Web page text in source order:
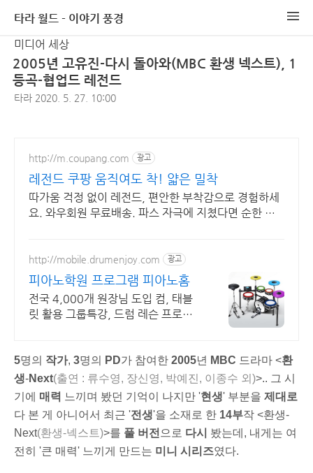
타라 월드 - 이야기 풍경
미디어 세상
2005년 고유진-다시 돌아와(MBC 환생 넥스트), 1
등곡-협업드 레전드
타라 2020. 5. 27. 10:00
http://m.coupang.com 광고
레전드 쿠팡 움직여도 착! 얇은 밀착
따가움 걱정 없이 레전드, 편안한 부착감으로 경험하세
요. 와우회원 무료배송. 파스 자극에 지쳤다면 순한 사
http://mobile.drumenjoy.com 광고
피아노학원 프로그램 피아노홈
전국 4,000개 원장님 도입 컴, 태블
릿 활용 그룹특강, 드럼 레슨 프로그
5명의 작가, 3명의 PD가 참여한 2005년 MBC 드라마 <환
생-Next(출연 : 류수영, 장신영, 박예진, 이종수 외 )>.. 그 시
기에 매력 느끼며 봤던 기억이 나지만 '현생' 부분을 제대로
다 본 게 아니어서 최근 '전생'을 소재로 한 14부작 <환생-
Next(환생-넥스트)>를 풀 버전 으로 다시
봤는데, 내게는 여
전히 '큰 매력' 느끼게 만드는 미니 시리즈였다.